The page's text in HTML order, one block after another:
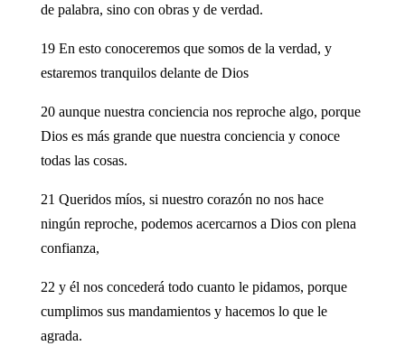
de palabra, sino con obras y de verdad.
19 En esto conoceremos que somos de la verdad, y
estaremos tranquilos delante de Dios
20 aunque nuestra conciencia nos reproche algo, porque
Dios es más grande que nuestra conciencia y conoce
todas las cosas.
21 Queridos míos, si nuestro corazón no nos hace
ningún reproche, podemos acercarnos a Dios con plena
confianza,
22 y él nos concederá todo cuanto le pidamos, porque
cumplimos sus mandamientos y hacemos lo que le
agrada.